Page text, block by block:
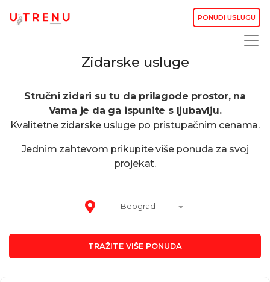
PONUDI USLUGU
Zidarske usluge
Stručni zidari su tu da prilagode prostor, na
Vama je da ga ispunite s ljubavlju.
Kvalitetne zidarske usluge po pristupačnim cenama.
Jednim zahtevom prikupite više ponuda za svoj
projekat.
Beograd
TRAŽITE VIŠE PONUDA